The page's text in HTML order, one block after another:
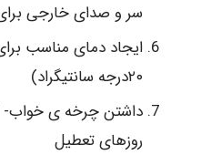
سر و صدای خارجی
ایجاد دمای مناسب
۲۰درجه سانتیگراد)
داشتن چرخه ی خواب-
روزهای تعطیل